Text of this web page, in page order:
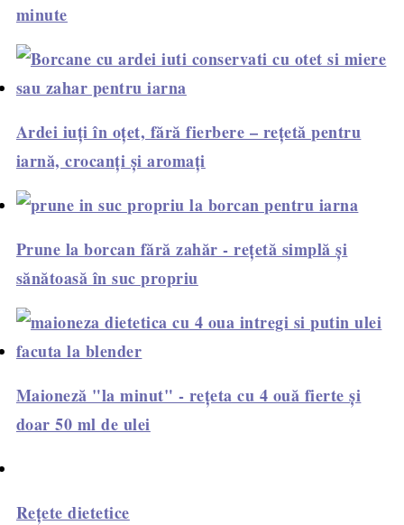
minute
Ardei iuți în oțet, fără fierbere – rețetă pentru
iarnă, crocanți și aromați
Prune la borcan fără zahăr - rețetă simplă și
sănătoasă în suc propriu
Maioneză "la minut" - rețeta cu 4 ouă fierte și
doar 50 ml de ulei
Rețete dietetice